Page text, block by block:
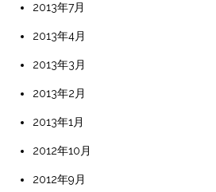
2013年7月
2013年4月
2013年3月
2013年2月
2013年1月
2012年10月
2012年9月